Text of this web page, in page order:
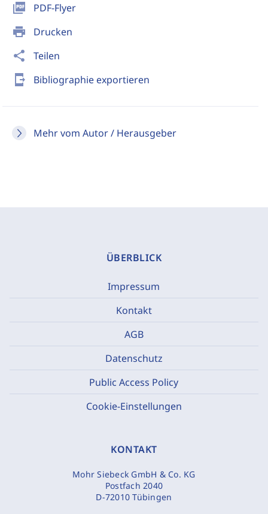
picture_as_pdf PDF-Flyer
print Drucken
share Teilen
send_to_mobile Bibliographie exportieren
Mehr vom Autor / Herausgeber
ÜBERBLICK
Impressum
Kontakt
AGB
Datenschutz
Public Access Policy
Cookie-Einstellungen
KONTAKT
Mohr Siebeck GmbH & Co. KG
Postfach 2040
D-72010 Tübingen